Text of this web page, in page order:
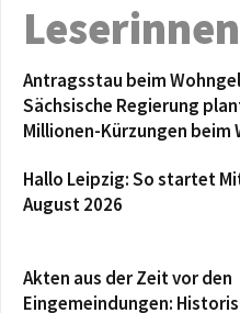
Antragsstau beim
Sächsische Regierung
Millionen-Kürzungen beim
Hallo Leipzig: So startet
August 2026
Akten aus der Zeit vor den
Eingemeindungen: